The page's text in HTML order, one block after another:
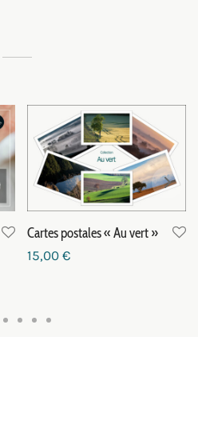
Cartes postales « Au vert »
15,00 €